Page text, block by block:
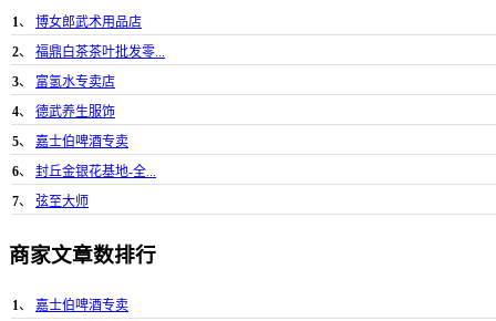
1、 博女郎武术用品店
2、 福鼎白茶茶叶批发零...
3、 富氢水专卖店
4、 德武养生服饰
5、 嘉士伯啤酒专卖
6、 封丘金银花基地-全...
7、 弦至大师
商家文章数排行
1、 嘉士伯啤酒专卖